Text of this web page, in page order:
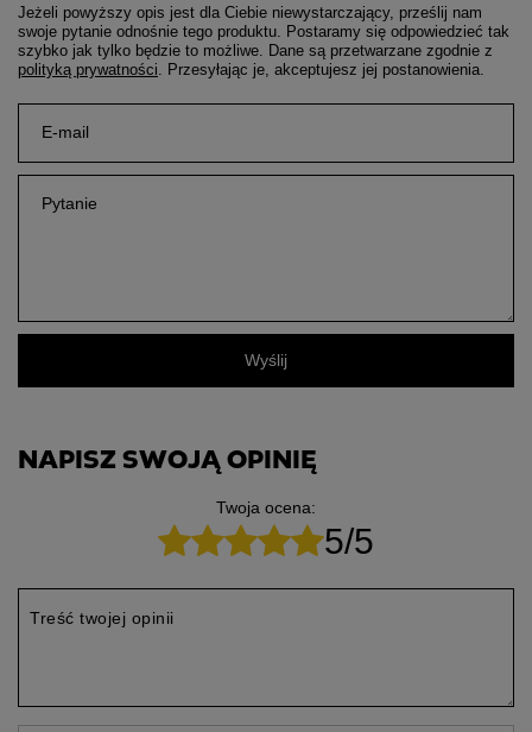
Jeżeli powyższy opis jest dla Ciebie niewystarczający, prześlij nam
swoje pytanie odnośnie tego produktu. Postaramy się odpowiedzieć tak
szybko jak tylko będzie to możliwe.
Dane są przetwarzane zgodnie z
polityką prywatności . Przesyłając je, akceptujesz jej postanowienia.
E-mail
Pytanie
Wyślij
NAPISZ SWOJĄ OPINIĘ
Twoja ocena:
5/5
Treść twojej opinii